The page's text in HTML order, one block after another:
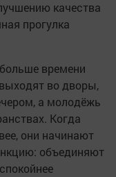
качества
прогулка
времени
во дворы,
а молодёжь
Когда
они начинают
объединяют